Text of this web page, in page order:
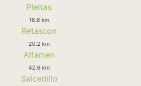
Pleitas
16.8 km
Retascon
20.2 km
Alfamen
42.6 km
Salcedillo